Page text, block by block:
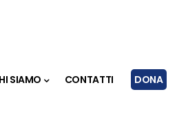
SIAMO CONTATTI DONA